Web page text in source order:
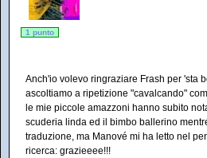
1 punto
Anch'io volevo ringraziare Frash per 'sta
ascoltiamo a ripetizione "cavalcando"
le mie piccole amazzoni hanno subito
scuderia linda ed il bimbo ballerino
traduzione, ma Manové mi ha letto nel
ricerca: grazieeee!!!